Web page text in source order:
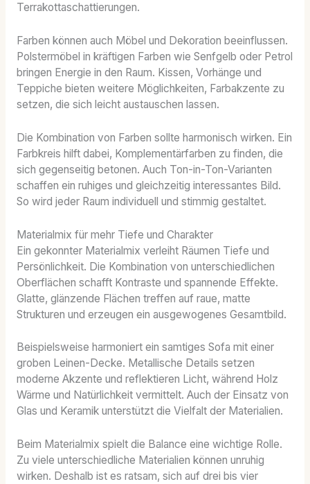
Terrakottaschattierungen.
Farben können auch Möbel und Dekoration beeinflussen.
Polstermöbel in kräftigen Farben wie Senfgelb oder Petrol
bringen Energie in den Raum. Kissen, Vorhänge und
Teppiche bieten weitere Möglichkeiten, Farbakzente zu
setzen, die sich leicht austauschen lassen.
Die Kombination von Farben sollte harmonisch wirken. Ein
Farbkreis hilft dabei, Komplementärfarben zu finden, die
sich gegenseitig betonen. Auch Ton-in-Ton-Varianten
schaffen ein ruhiges und gleichzeitig interessantes Bild.
So wird jeder Raum individuell und stimmig gestaltet.
Materialmix für mehr Tiefe und Charakter
Ein gekonnter Materialmix verleiht Räumen Tiefe und
Persönlichkeit. Die Kombination von unterschiedlichen
Oberflächen schafft Kontraste und spannende Effekte.
Glatte, glänzende Flächen treffen auf raue, matte
Strukturen und erzeugen ein ausgewogenes Gesamtbild.
Beispielsweise harmoniert ein samtiges Sofa mit einer
groben Leinen-Decke. Metallische Details setzen
moderne Akzente und reflektieren Licht, während Holz
Wärme und Natürlichkeit vermittelt. Auch der Einsatz von
Glas und Keramik unterstützt die Vielfalt der Materialien.
Beim Materialmix spielt die Balance eine wichtige Rolle.
Zu viele unterschiedliche Materialien können unruhig
wirken. Deshalb ist es ratsam, sich auf drei bis vier